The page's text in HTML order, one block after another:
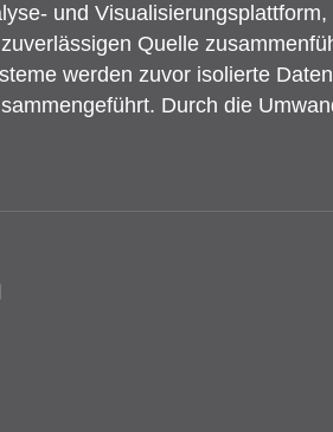
und
Quelle
werden zuvor isolierte
Durch die